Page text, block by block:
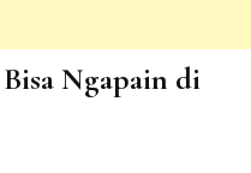
Ngapain di